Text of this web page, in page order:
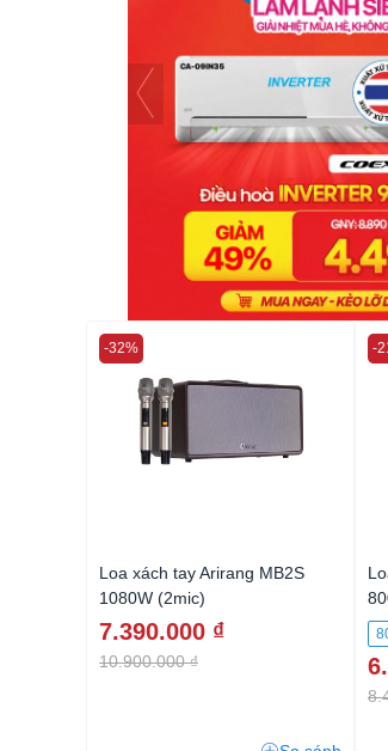
Loa xách tay Arirang MB2S
1080W (2mic)
7.390.000 ₫
10.900.000 ₫
-32% -